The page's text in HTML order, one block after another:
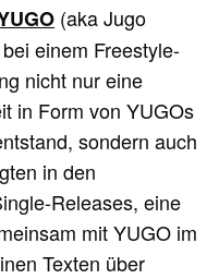
(aka Jugo
einem Freestyle-
nicht nur eine
in Form von YUGOs
sondern auch
in den
Releases, eine
mit YUGO im
Texten über